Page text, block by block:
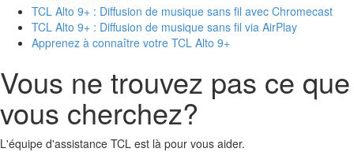
TCL Alto 9+ : Diffusion de musique sans fil avec Chromecast
TCL Alto 9+ : Diffusion de musique sans fil via AirPlay
Apprenez à connaître votre TCL Alto 9+
Vous ne trouvez pas ce que
vous cherchez?
L'équipe d'assistance TCL est là pour vous aider.